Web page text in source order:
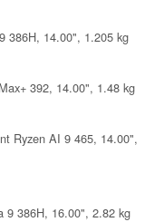
386H, 14.00", 1.205 kg
392, 14.00", 1.48 kg
Ryzen AI 9 465, 14.00",
9 386H, 16.00", 2.82 kg